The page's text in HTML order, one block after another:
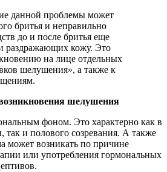
данной проблемы может
бритья и неправильно
до и после бритья еще
раздражающих кожу. Это
на лице отдельных
шелушения», а также к
шелушения
фоном. Это характерно как в
так и полового созревания. А также
может возникать по причине
или употребления гормональных